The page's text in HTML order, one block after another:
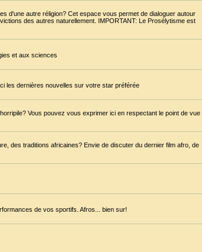
d'une autre réligion? Cet espace vous permet de dialoguer autour
des autres naturellement. IMPORTANT: Le Prosélytisme est
et aux sciences
les dernières nouvelles sur votre star préférée
Vous pouvez vous exprimer ici en respectant le point de vue
des traditions africaines? Envie de discuter du dernier film afro, de
de vos sportifs. Afros... bien sur!